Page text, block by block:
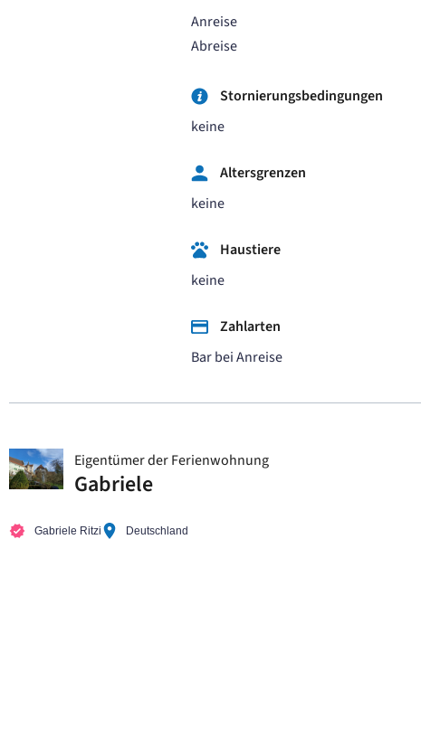
Anreise
Abreise
Stornierungsbedingungen
keine
Altersgrenzen
keine
Haustiere
keine
Zahlarten
Bar bei Anreise
Eigentümer der Ferienwohnung
Gabriele
Gabriele Ritzi Deutschland